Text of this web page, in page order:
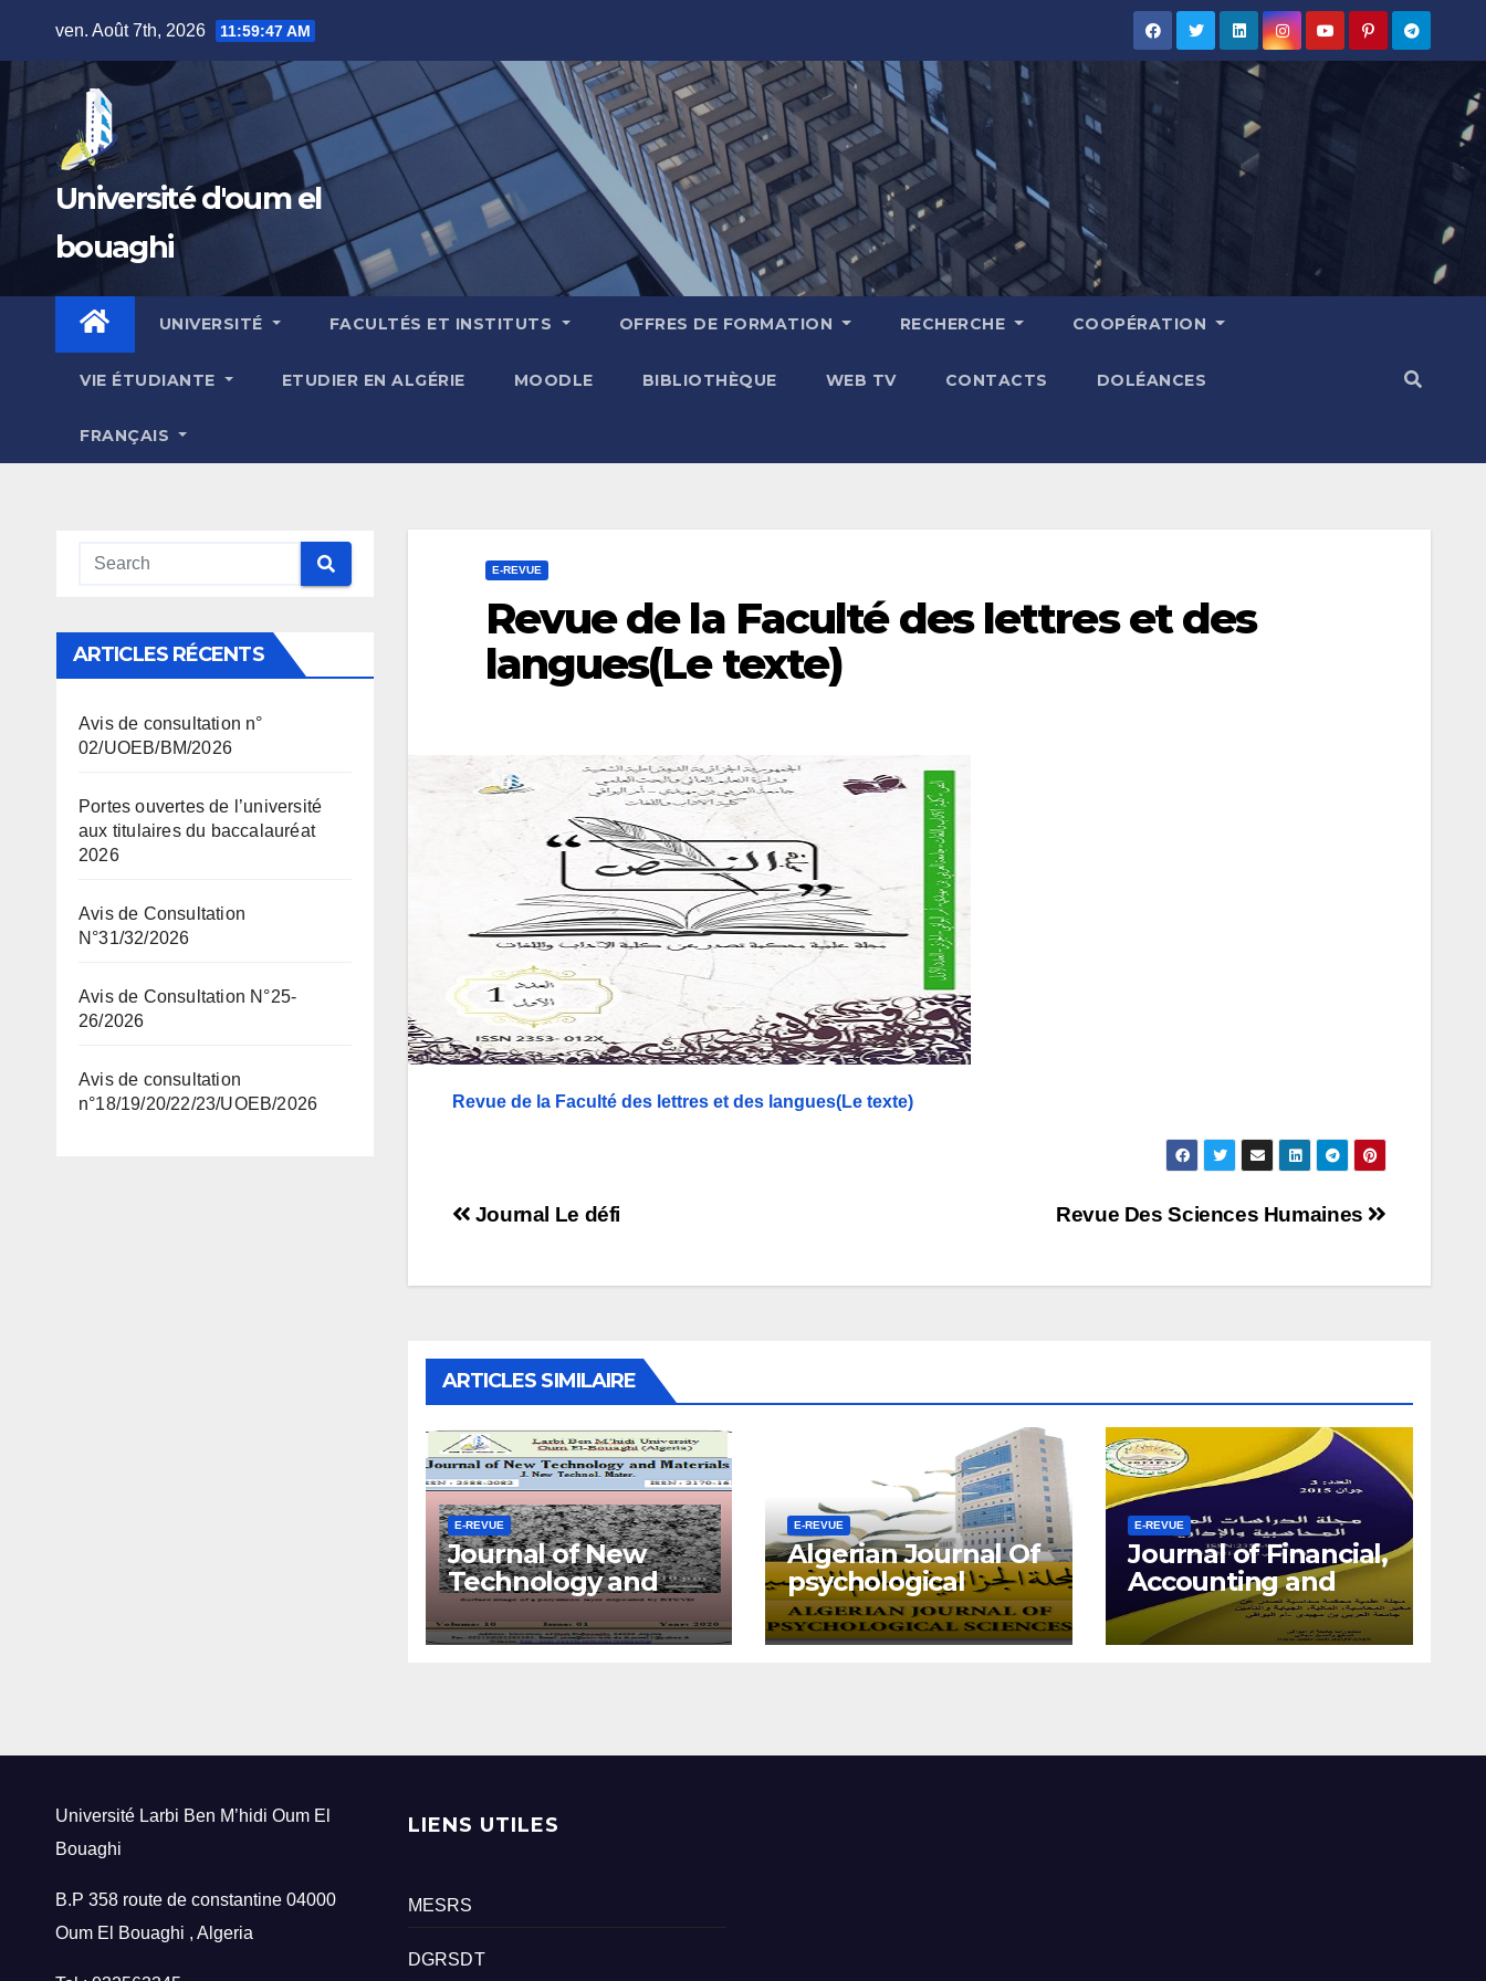
content
ven. Août 7th, 2026 11:59:48 AM
Université d'oum el
bouaghi
UNIVERSITÉ FACULTÉS ET INSTITUTS OFFRES DE FORMATION RECHERCHE COOPÉRATION
VIE ÉTUDIANTE ETUDIER EN ALGÉRIE MOODLE BIBLIOTHÈQUE WEB TV CONTACTS DOLÉANCES
FRANÇAIS
ARTICLES RÉCENTS
Avis de consultation n°
02/UOEB/BM/2026
Portes ouvertes de l’université
aux titulaires du baccalauréat
2026
Avis de Consultation
N°31/32/2026
Avis de Consultation N°25-
26/2026
Avis de consultation
n°18/19/20/22/23/UOEB/2026
E-REVUE
Revue de la Faculté des lettres et des
langues(Le texte)
Revue de la Faculté des lettres et des langues(Le texte)
Navigation
Revue Des Sciences Humaines
Journal Le défi
ARTICLES SIMILAIRE
E-REVUE
Journal of New
Technology and
Materials (JNTM)
E-REVUE
Algerian Journal Of
psychological
Sciences (ajps)
E-REVUE
Journal of Financial,
Accounting and
Managerial Studies
Université Larbi Ben M’hidi Oum El
Bouaghi
B.P 358 route de constantine 04000
Oum El Bouaghi , Algeria
LIENS UTILES
MESRS
DGRSDT